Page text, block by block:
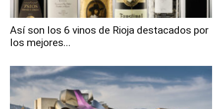
Así son los 6 vinos de Rioja destacados por
los mejores...